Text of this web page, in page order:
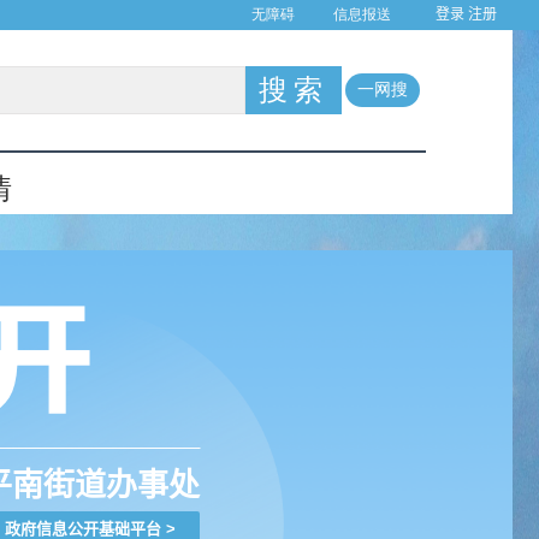
登录 注册
南街道办事处
政府信息公开基础平台 >